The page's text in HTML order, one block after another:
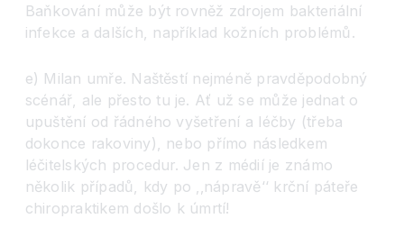
Baňkování může být rovněž zdrojem bakteriální
infekce a dalších, například kožních problémů.
e) Milan umře. Naštěstí nejméně pravděpodobný
scénář, ale přesto tu je. Ať už se může jednat o
upuštění od řádného vyšetření a léčby (třeba
dokonce rakoviny), nebo přímo následkem
léčitelských procedur. Jen z médií je známo
několik případů, kdy po ‚‚nápravě‘‘ krční páteře
chiropraktikem došlo k úmrtí!